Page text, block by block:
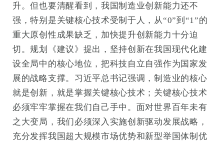
升。但也要清醒看到，我国制造业创新能力还不
强，特别是关键核心技术受制于人，从“0”到“1”的
重大原创性成果缺乏，加快提升创新能力十分迫
切。规划《建议》提出，坚持创新在我国现代化建
设全局中的核心地位，把科技自立自强作为国家发
展的战略支撑。习近平总书记强调，制造业的核心
就是创新，就是掌握关键核心技术；关键核心技术
必须牢牢掌握在我们自己手中。面对世界百年未有
之大变局，我们必须深入实施创新驱动发展战略，
充分发挥我国超大规模市场优势和新型举国体制优